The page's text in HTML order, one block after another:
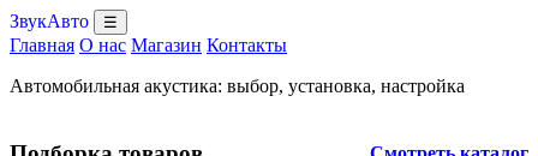
ЗвукАвто ☰
Главная О нас Магазин Контакты
Автомобильная акустика: выбор, установка, настройка